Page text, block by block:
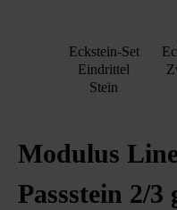
Eckstein-Set
Eindrittel
Stein
Modulus
Passstein 2/3